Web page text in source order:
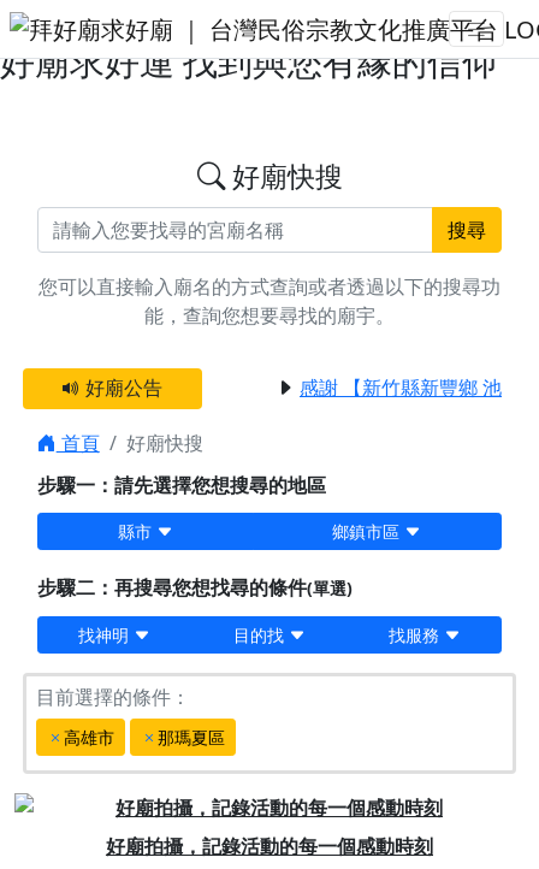
搜尋高雄市那瑪夏區廟宇資料 | 拜
好廟求好運 找到與您有緣的信仰
好廟快搜
搜尋
您可以直接輸入廟名的方式查詢或者透過以下的搜尋功
能，查詢您想要尋找的廟宇。
好廟公告 感謝 【新竹縣新豐鄉 池和
首頁
好廟快搜
步驟一：請先選擇您想搜尋的地區
縣市 鄉鎮市區
步驟二：再搜尋您想找尋的條件(單選)
找神明 目的找 找服務
目前選擇的條件：
高雄市 那瑪夏區
好廟拍攝，記錄活動的每一個感動時刻
Previous